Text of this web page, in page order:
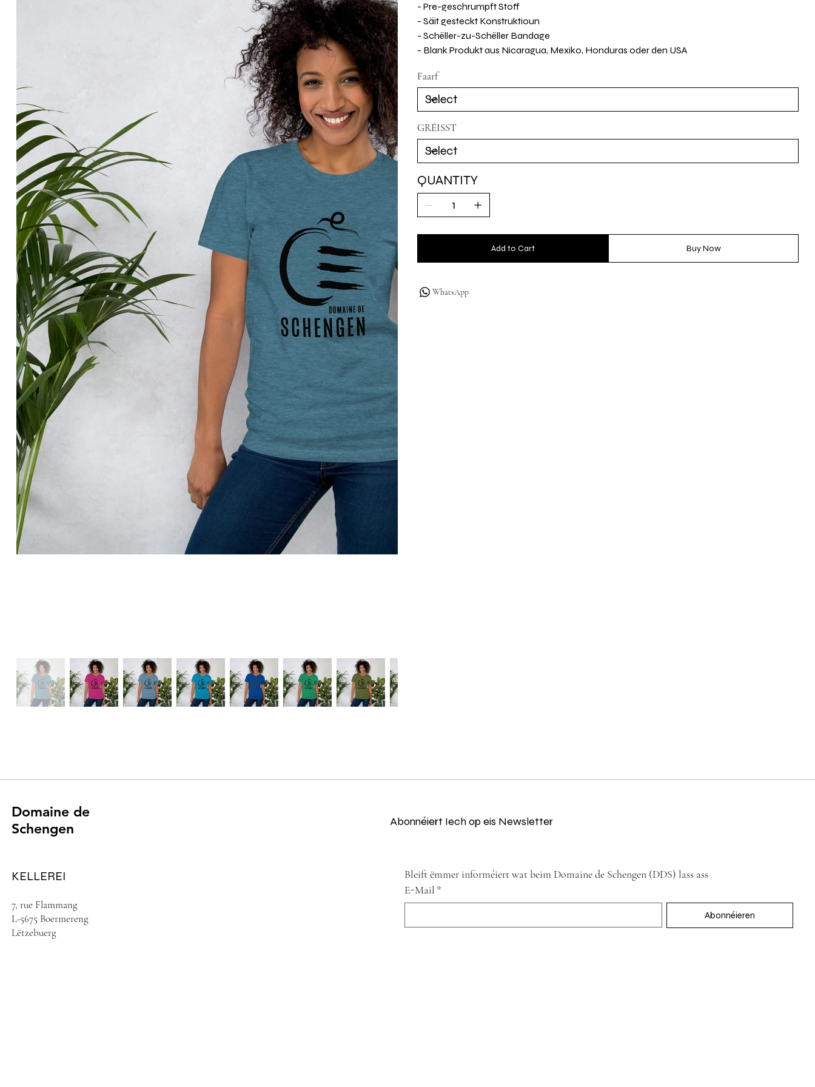
- Pre-geschrumpft Stoff
- Säit gesteckt Konstruktioun
- Schëller-zu-Schëller Bandage
- Blank Produkt aus Nicaragua, Mexiko, Honduras oder den USA
Faarf
GRÉISST
QUANTITY
Add to Cart Buy Now
WhatsApp
Abonnéiert Iech op eis Newsletter
Bleift ëmmer informéiert wat beim Domaine de Schengen (DDS) lass ass
E-Mail *
Abonnéieren
KELLEREI
7, rue Flammang
L-5675 Boermereng
Lëtzebuerg
Domaine de
Schengen